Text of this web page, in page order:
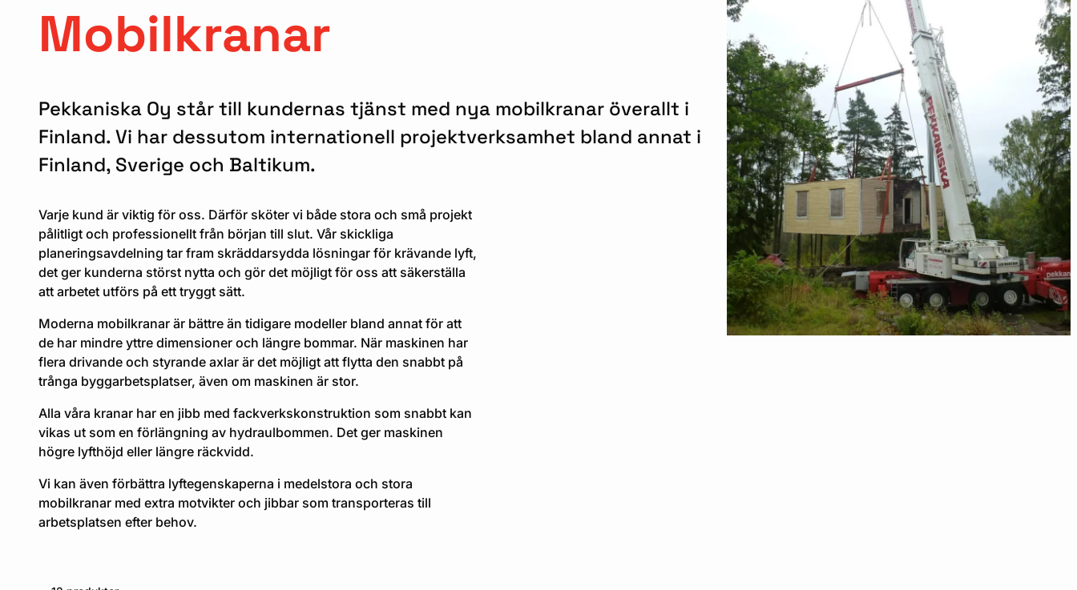
Mobilkranar
Pekkaniska Oy står till kundernas tjänst med nya mobilkranar överallt i
Finland. Vi har dessutom internationell projektverksamhet bland annat i
Finland, Sverige och Baltikum.
Varje kund är viktig för oss. Därför sköter vi både stora och små projekt
pålitligt och professionellt från början till slut. Vår skickliga
planeringsavdelning tar fram skräddarsydda lösningar för krävande lyft,
det ger kunderna störst nytta och gör det möjligt för oss att säkerställa
att arbetet utförs på ett tryggt sätt.
Moderna mobilkranar är bättre än tidigare modeller bland annat för att
de har mindre yttre dimensioner och längre bommar. När maskinen har
flera drivande och styrande axlar är det möjligt att flytta den snabbt på
trånga byggarbetsplatser, även om maskinen är stor.
Alla våra kranar har en jibb med fackverkskonstruktion som snabbt kan
vikas ut som en förlängning av hydraulbommen. Det ger maskinen
högre lyfthöjd eller längre räckvidd.
Vi kan även förbättra lyftegenskaperna i medelstora och stora
mobilkranar med extra motvikter och jibbar som transporteras till
arbetsplatsen efter behov.